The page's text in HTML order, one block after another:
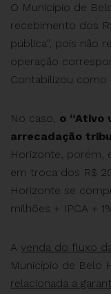
O Município de
recebimento dos
pública”, pois não
operação
Contabilizou como
No caso, o “Ativo
arrecadação
Horizonte, porém,
em troca dos R$
Horizonte se
milhões + IPCA +
A venda do fluxo
Município de Belo
relacionada a